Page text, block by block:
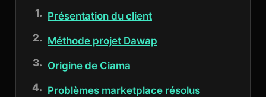
Présentation du client
Méthode projet Dawap
Origine de Ciama
Problèmes marketplace résolus